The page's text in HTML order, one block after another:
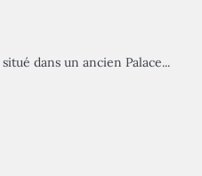
dans un ancien Palace...